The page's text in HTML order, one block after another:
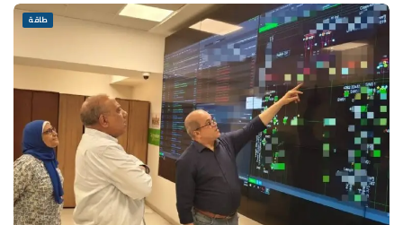
طاقة